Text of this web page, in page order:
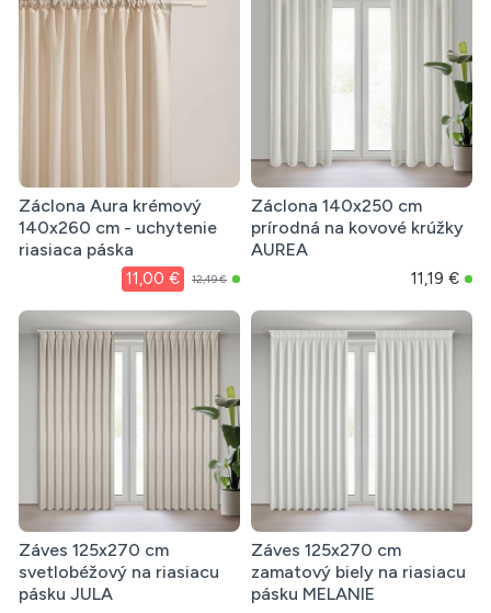
Záclona Aura krémový
140x260 cm - uchytenie
riasiaca páska
11,00 € 12,49 €
Záclona 140x250 cm
prírodná na kovové krúžky
AUREA
11,19 €
Záves 125x270 cm
svetlobéžový na riasiacu
pásku JULA
Záves 125x270 cm
zamatový biely na riasiacu
pásku MELANIE